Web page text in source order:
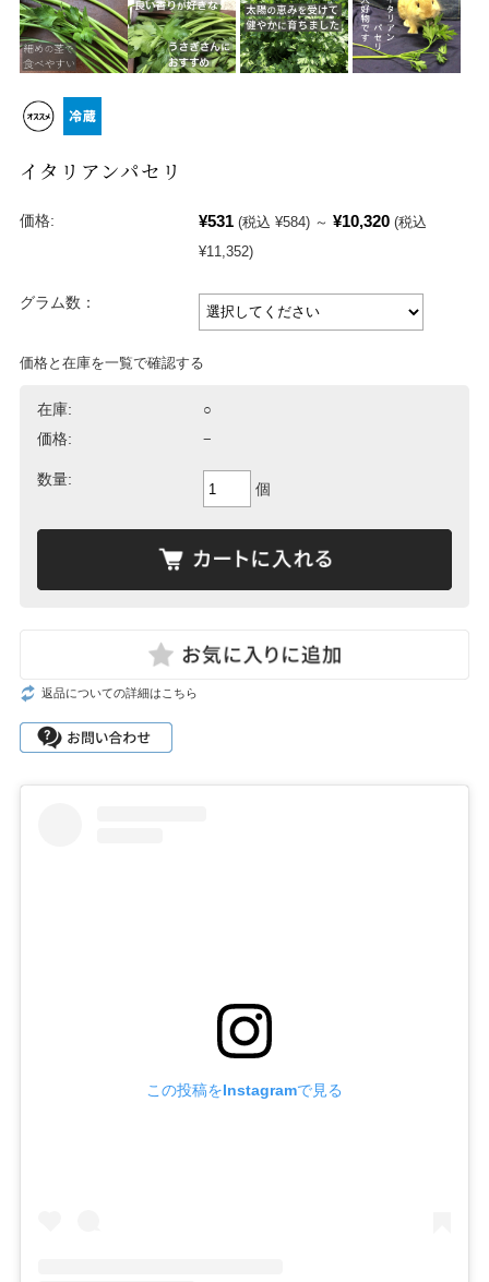
イタリアンパセリ
価格: ¥531 (税込 ¥584) ～ ¥10,320 (税込
¥11,352)
グラム数：
価格と在庫を一覧で確認する
在庫:
○
価格:
−
数量:
個
返品についての詳細はこちら
この投稿をInstagramで見る